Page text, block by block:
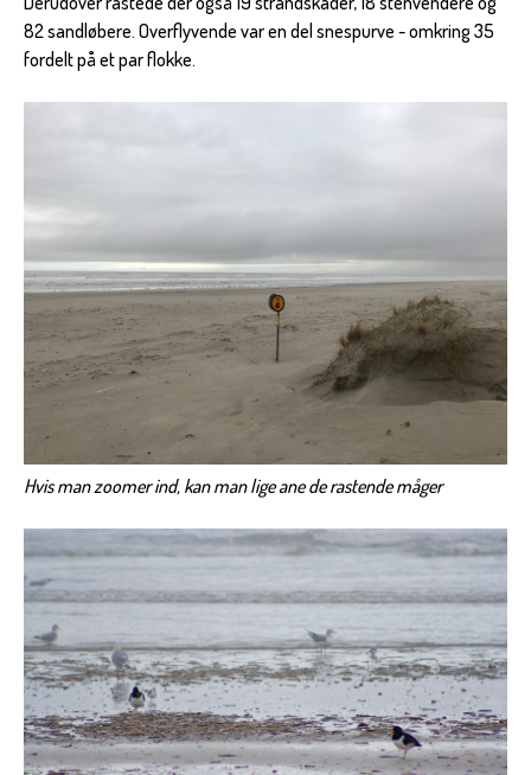
82 sandløbere. Overflyvende var en del snespurve - omkring 35
fordelt på et par flokke.
Hvis man zoomer ind, kan man lige ane de rastende måger